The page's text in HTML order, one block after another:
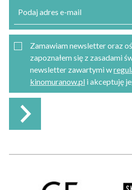
Zamawiam newsletter oraz
zapoznałem się z zasadami
newsletter zawartymi w
kinomuranow.pl i akceptuję